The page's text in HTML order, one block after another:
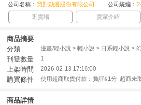
公司名稱： 買對動漫股份有限公司 公司統編：
逛賣場
賣家介紹
商品摘要
分類
漫畫/輕小說 > 輕小說 > 日系輕小說 >
刊登數量 1
上架時間 2026-02-13 17:16:00
購買條件 使用超商取貨付款：負評≦1分 超商未
商品詳情